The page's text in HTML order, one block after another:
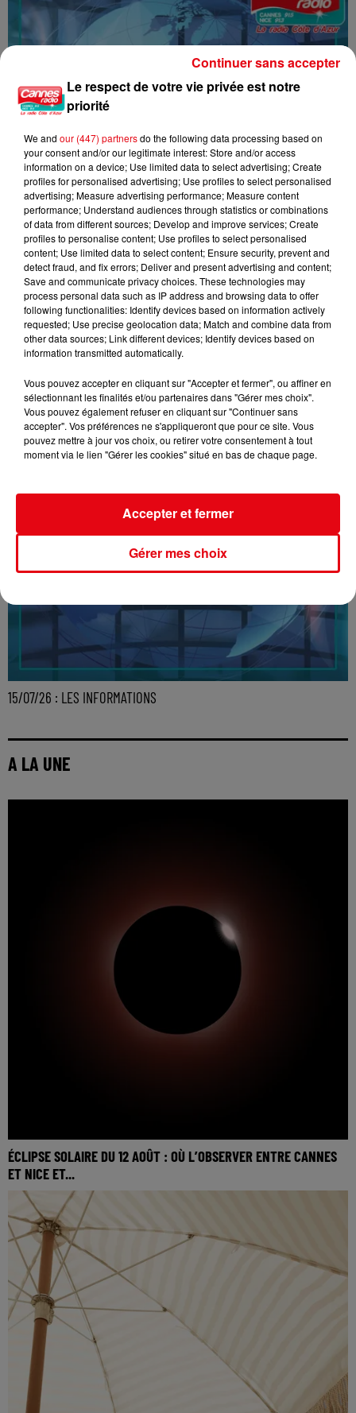
16/07/26 : LES INFORMATIONS
15/07/26 : LES INFORMATIONS
A LA UNE
ÉCLIPSE SOLAIRE DU 12 AOÛT : OÙ L’OBSERVER ENTRE CANNES
ET NICE ET...
Le respect de votre vie privée est notre
priorité
We and our (447) partnersdo the following data processing based on
your consent and/or our legitimate interest: Store and/or access
information on a device; Use limited data to select advertising; Create
profiles for personalised advertising; Use profiles to select personalised
advertising; Measure advertising performance; Measure content
performance; Understand audiences through statistics or combinations
of data from different sources; Develop and improve services; Create
profiles to personalise content; Use profiles to select personalised
content; Use limited data to select content; Ensure security, prevent and
detect fraud, and fix errors; Deliver and present advertising and content;
Save and communicate privacy choices. These technologies may
process personal data such as IP address and browsing data to offer
following functionalities: Identify devices based on information actively
requested; Use precise geolocation data; Match and combine data from
other data sources; Link different devices; Identify devices based on
information transmitted automatically.
Vous pouvez accepter en cliquant sur "Accepter et fermer", ou affiner en
sélectionnant les finalités et/ou partenaires dans "Gérer mes choix".
Vous pouvez également refuser en cliquant sur "Continuer sans
accepter". Vos préférences ne s'appliqueront que pour ce site. Vous
pouvez mettre à jour vos choix, ou retirer votre consentement à tout
moment via le lien "Gérer les cookies" situé en bas de chaque page.
Gérer mes choix
Accepter et fermer
Continuer sans accepter